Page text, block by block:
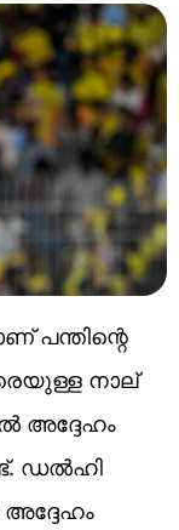
പന്തിന്റെ
നാല്
അദ്ദേഹം
ഡൽഹി
അദ്ദേഹം